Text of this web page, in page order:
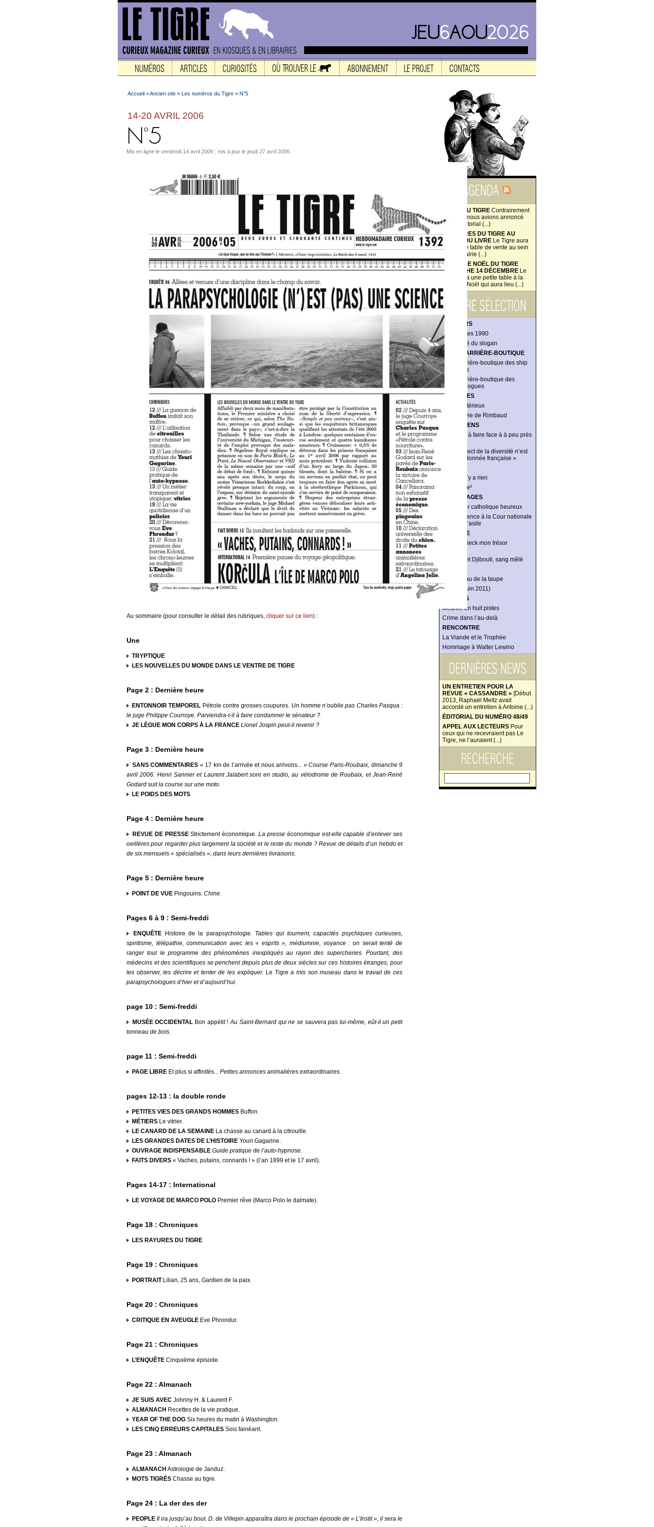
LA FIN DU TIGRE Contrairement
à ce que nous avions annoncé
dans l'éditorial (...)
LES LIVRES DU TIGRE AU
SALON DU LIVRE Le Tigre aura
une petite table de vente au sein
de la librairie (...)
VENTE DE NOËL DU TIGRE
DIMANCHE 14 DÉCEMBRE Le
Tigre aura une petite table à la
vente de Noël qui aura lieu (...)
DOSSIERS
Les années 1990
La société du slogan
DANS L’ARRIÈRE-BOUTIQUE
Dans l’arrière-boutique des ship
managers
Dans l’arrière-boutique des
anthropologues
ENQUÊTES
L’îlot mystérieux
Notre envie de Rimbaud
ENTRETIENS
« J’arrive à faire face à à peu près
« Le respect de la diversité n’est
pas une donnée française »
Là où il n’y a rien
Lagardère²
REPORTAGES
Le dernier catholique heureux
Une audience à la Cour nationale
du droit d’asile
ANALYSE
Grothendieck mon trésor
(national)
Éthiopie et Djibouti, sang mêlé
Le museau de la taupe
Disette (juin 2011)
ÉNIGMES
Meurtre en huit pistes
Crime dans l’au-delà
RENCONTRE
La Viande et le Trophée
Hommage à Walter Lewino
UN ENTRETIEN POUR LA
REVUE « CASSANDRE » [Début
2013, Raphaël Meltz avait
accordé un entretien à Antoine (...)
ÉDITORIAL DU NUMÉRO 48/49
APPEL AUX LECTEURS Pour
ceux qui ne recevraient pas Le
Tigre, ne l’auraient (...)
Accueil >Ancien site > Les numéros du Tigre > N°5
14-20 AVRIL 2006
Mis en ligne le vendredi 14 avril 2006 ; mis à jour le jeudi 27 avril 2006.
Au sommaire (pour consulter le détail des rubriques, cliquer sur ce lien) :
Une
TRYPTIQUE
LES NOUVELLES DU MONDE DANS LE VENTRE DE TIGRE
Page 2 : Dernière heure
ENTONNOIR TEMPOREL Pétrole contre grosses coupures. Un homme n’oublie pas Charles Pasqua :
le juge Philippe Courroye. Parviendra-t-il à faire condamner le sénateur ?
JE LÈGUE MON CORPS À LA FRANCE Lionel Jospin peut-il revenir ?
Page 3 : Dernière heure
SANS COMMENTAIRES « 17 km de l’arrivée et nous arrivons... »Course Paris-Roubaix, dimanche 9
avril 2006. Henri Sannier et Laurent Jalabert sont en studio, au vélodrome de Roubaix, et Jean-René
Godard suit la course sur une moto.
LE POIDS DES MOTS
Page 4 : Dernière heure
REVUE DE PRESSEStrictement économique.La presse économique est-elle capable d’enlever ses
oeillères pour regarder plus largement la société et le reste du monde ? Revue de détails d’un hebdo et
de six mensuels « spécialisés », dans leurs dernières livraisons.
Page 5 : Dernière heure
POINT DE VUE Pingouins. Chine.
Pages 6 à 9 : Semi-freddi
ENQUÊTE Histoire de la parapsychologie. Tables qui tournent, capacités psychiques curieuses,
spiritisme, télépathie, communication avec les « esprits », médiumnie, voyance : on serait tenté de
ranger tout le programme des phénomènes inexpliqués au rayon des supercheries. Pourtant, des
médecins et des scientifiques se penchent depuis plus de deux siècles sur ces histoires étranges, pour
les observer, les décrire et tenter de les expliquer. Le Tigrea mis son museau dans le travail de ces
parapsychologues d’hier et d’aujourd’hui.
page 10 : Semi-freddi
MUSÉE OCCIDENTAL Bon appétit !Au Saint-Bernard qui ne se sauvera pas lui-même, eût-il un petit
tonneau de bois.
page 11 : Semi-freddi
PAGE LIBRE Et plus si affinités... Petites annonces animalières extraordinaires.
pages 12-13 : la double ronde
PETITES VIES DES GRANDS HOMMES Buffon.
MÉTIERS Le vitrier.
LE CANARD DE LA SEMAINE La chasse au canard à la citrouille.
LES GRANDES DATES DE L’HISTOIRE Youri Gagarine.
OUVRAGE INDISPENSABLE Guide pratique de l’auto-hypnose.
FAITS DIVERS « Vaches, putains, connards ! » (l’an 1899 et le 17 avril).
Pages 14-17 : International
LE VOYAGE DE MARCO POLO Premier rêve (Marco Polo le dalmate).
Page 18 : Chroniques
LES RAYURES DU TIGRE
Page 19 : Chroniques
PORTRAITLilian, 25 ans, Gardien de la paix.
Page 20 : Chroniques
CRITIQUE EN AVEUGLE Eve Phrondur.
Page 21 : Chroniques
L’ENQUÊTE Cinquième épisode.
Page 22 : Almanach
JE SUIS AVEC Johnny H. & Laurent F.
ALMANACH Recettes de la vie pratique.
YEAR OF THE DOG Six heures du matin à Washington.
LES CINQ ERREURS CAPITALES Sois fainéant.
Page 23 : Almanach
ALMANACH Astrologie de Janduz.
MOTS TIGRÉS Chasse au tigre.
Page 24 : La der des der
PEOPLE Il ira jusqu’au bout. D. de Villepin apparaîtra dans le prochain épisode de « L’Instit », il sera le